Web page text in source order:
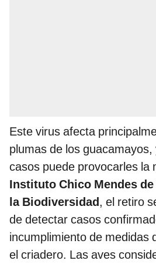
Este virus afecta
plumas de los
casos puede provocarles la
Instituto Chico Mendes
la Biodiversidad, el retiro
de detectar casos
incumplimiento de medidas
el criadero. Las aves